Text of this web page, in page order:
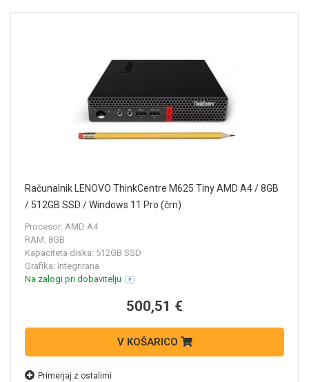
Računalnik LENOVO ThinkCentre M625 Tiny AMD A4 / 8GB
/ 512GB SSD / Windows 11 Pro (črn)
Procesor: AMD A4
RAM: 8GB
Kapaciteta diska: 512GB SSD
Grafika: Integrirana
Na zalogi pri dobavitelju
500,51 €
V KOŠARICO
Primerjaj z ostalimi